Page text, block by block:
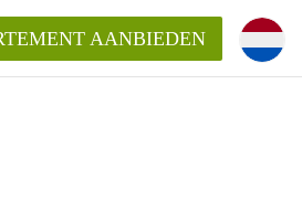
AANBIEDEN